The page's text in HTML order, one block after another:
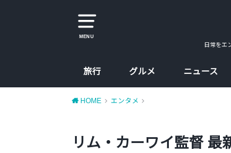
MENU
日常をエ
旅行
大阪
京都
兵庫
奈良
グルメ
カレー
ラーメン
カフェ
たこ焼、お好み焼
大阪コスパ飯
ニュース
HOME エンタメ
リム・カーワイ監督 最